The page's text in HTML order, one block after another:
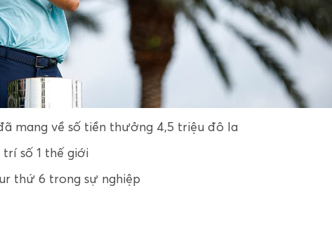
mang về số tiền thưởng 4,5 triệu đô la
số 1 thế giới
thứ 6 trong sự nghiệp